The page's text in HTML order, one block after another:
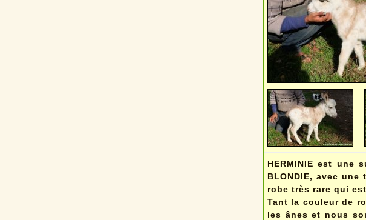
HERMINIE est une
BLONDIE, avec
robe très rare qui
Tant la couleur de
les ânes et nous